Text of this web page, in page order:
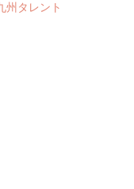
州タレント